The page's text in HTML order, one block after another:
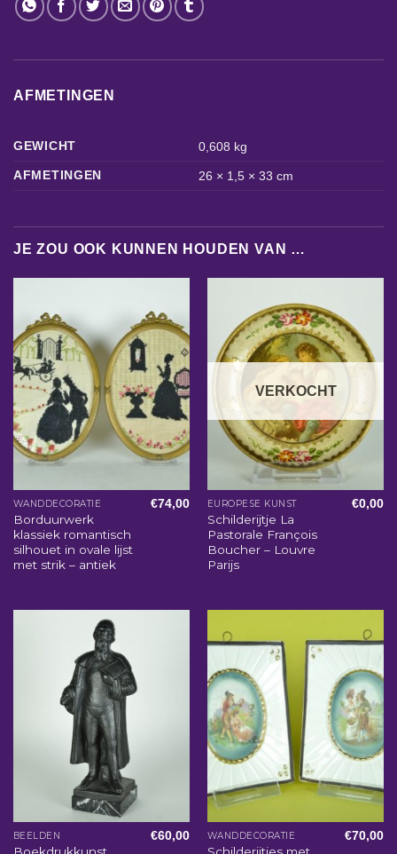
AFMETINGEN
GEWICHT
0,608 kg
AFMETINGEN
26 × 1,5 × 33 cm
JE ZOU OOK KUNNEN HOUDEN VAN …
WANDDECORATIE
Borduurwerk
klassiek romantisch
silhouet in ovale lijst
met strik – antiek
€74,00
VERKOCHT
EUROPESE KUNST
Schilderijtje La
Pastorale François
Boucher – Louvre
Parijs
€0,00
BEELDEN €60,00 WANDDECORATIE €70,00